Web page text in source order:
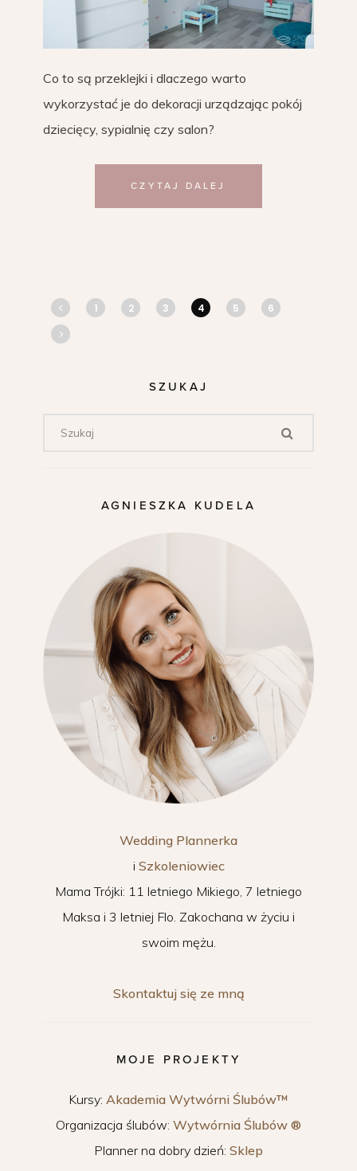
Co to są przeklejki i dlaczego warto
wykorzystać je do dekoracji urządzając pokój
dziecięcy, sypialnię czy salon?
CZYTAJ DALEJ
1 2 3 4 5 6
SZUKAJ
AGNIESZKA KUDELA
Wedding Plannerka
i Szkoleniowiec
Mama Trójki: 11 letniego Mikiego, 7 letniego
Maksa i 3 letniej Flo. Zakochana w życiu i
swoim mężu.
Skontaktuj się ze mną
MOJE PROJEKTY
Kursy: Akademia Wytwórni Ślubów™
Organizacja ślubów: Wytwórnia Ślubów ®
Planner na dobry dzień: Sklep